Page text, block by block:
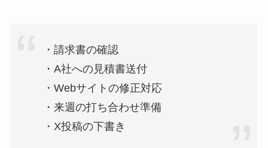
・請求書の確認
・A社への見積書送付
・Webサイトの修正対応
・来週の打ち合わせ準備
・X投稿の下書き